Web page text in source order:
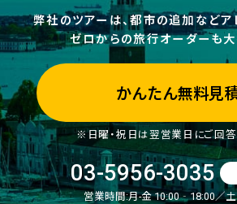
弊社のツアーは、都市の追加などア
ゼロからの旅行オーダーも大
かんたん無料見
※日曜・祝日は翌営業日にご回答
03-5956-3035
営業時間:月-金 10:00‐18:00／